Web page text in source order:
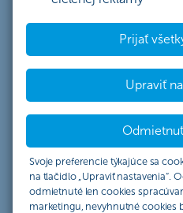
Prijať
Upraviť
Svoje preferencie týkajúce sa
na tlačidlo „Upraviť nastavenia“.
odmietnuté len cookies
marketingu, nevyhnutné cookies
Organizátor súťaže
Súťaž „
organizuje Československá
sídlom Žižkova 11, 811 02
Bratislava III, oddiel Sa,
„ČSOB“ alebo „organizátor
výlučne týmto Štatútom
popisuje práva a povinnosti
súťaže (ďalej len „súťaž“).